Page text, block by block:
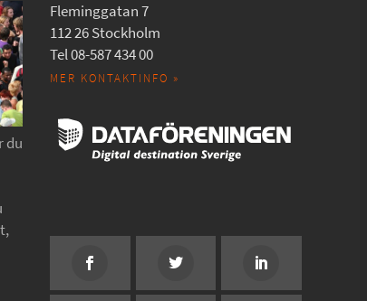
du
Fleminggatan 7
112 26 Stockholm
Tel 08-587 434 00
MER KONTAKTINFO »